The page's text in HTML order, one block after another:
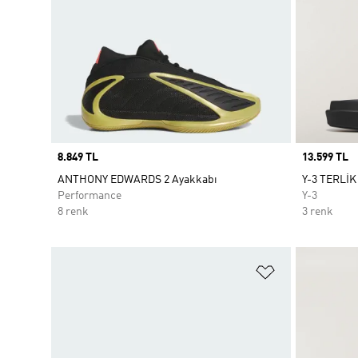
Price
8.849 TL
ANTHONY EDWARDS 2 Ayakkabı
Performance
8 renk
Price
13.599 TL
Y-3 TERLİK
Y-3
3 renk